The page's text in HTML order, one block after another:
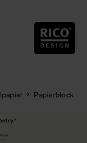
zurück navigieren
Papierblock